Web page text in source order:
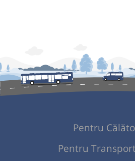
Pentru
Pentru